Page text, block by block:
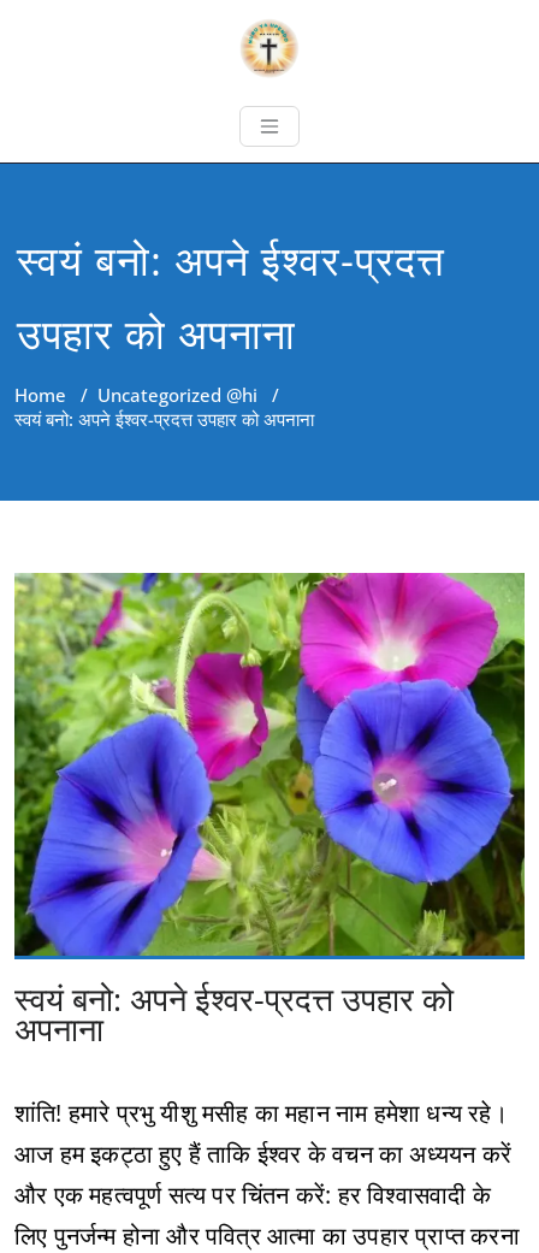
स्वयं बनो: अपने ईश्वर-प्रदत्त
उपहार को अपनाना
Home / Uncategorized @hi /
स्वयं बनो: अपने ईश्वर-प्रदत्त उपहार को अपनाना
स्वयं बनो: अपने ईश्वर-प्रदत्त उपहार को
अपनाना
शांति! हमारे प्रभु यीशु मसीह का महान नाम हमेशा धन्य रहे।
आज हम इकट्ठा हुए हैं ताकि ईश्वर के वचन का अध्ययन करें
और एक महत्वपूर्ण सत्य पर चिंतन करें: हर विश्वासवादी के
लिए पुनर्जन्म होना और पवित्र आत्मा का उपहार प्राप्त करना